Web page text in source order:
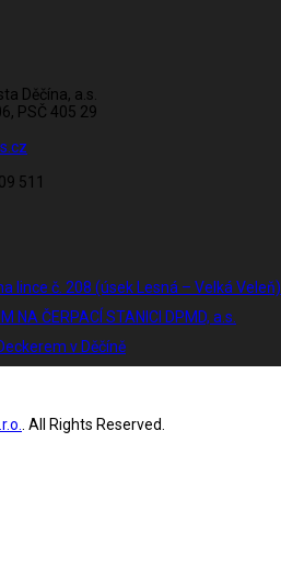
Děčína, a.s.
PSČ 405 29
511
lince č. 208 (úsek Lesná – Velká Veleň)
NA ČERPACÍ STANICI DPMD, a.s.
v Děčíně
. All Rights Reserved.